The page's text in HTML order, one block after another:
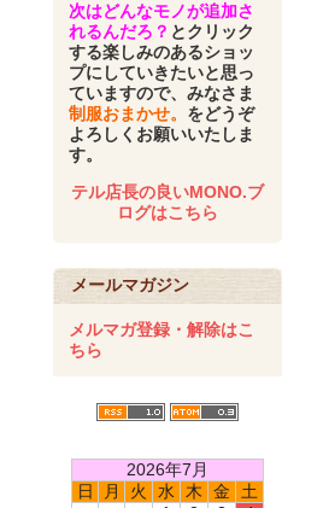
次はどんなモノが追加さ
れるんだろ？ とクリック
する楽しみのあるショッ
プにしていきたいと思っ
ていますので、みなさま
制服おまかせ。 をどうぞ
よろしくお願いいたしま
す。
テル店長の良いMONO.ブ
ログはこちら
メールマガジン
メルマガ登録・解除はこ
ちら
2026年7月
日
月 火 水 木 金
土